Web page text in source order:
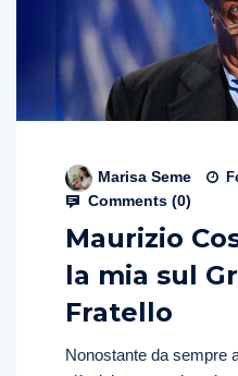
Marisa Seme
Comments (0)
Maurizio
la mia sul
Fratello
Nonostante da sempre